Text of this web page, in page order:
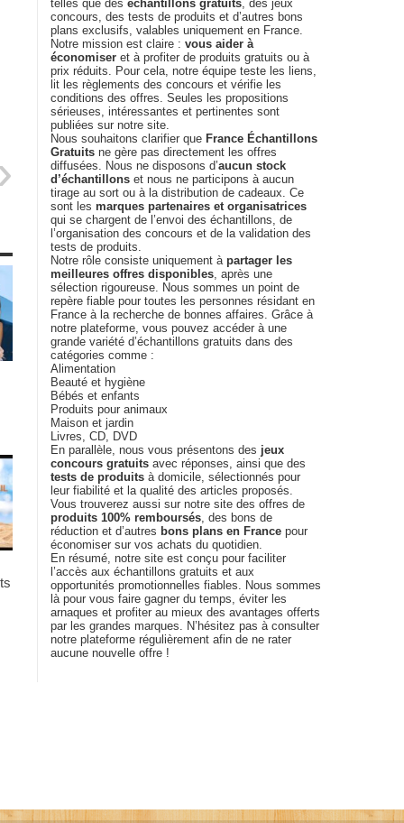
telles que des échantillons gratuits, des jeux
concours, des tests de produits et d’autres bons
plans exclusifs, valables uniquement en France.
Notre mission est claire : vous aider à
économiser et à profiter de produits gratuits ou à
prix réduits. Pour cela, notre équipe teste les liens,
lit les règlements des concours et vérifie les
conditions des offres. Seules les propositions
sérieuses, intéressantes et pertinentes sont
publiées sur notre site.
Nous souhaitons clarifier que France Échantillons
Gratuits ne gère pas directement les offres
diffusées. Nous ne disposons d’aucun stock
d’échantillons et nous ne participons à aucun
tirage au sort ou à la distribution de cadeaux. Ce
sont les marques partenaires et organisatrices
qui se chargent de l’envoi des échantillons, de
l’organisation des concours et de la validation des
tests de produits.
Notre rôle consiste uniquement à partager les
meilleures offres disponibles, après une
sélection rigoureuse. Nous sommes un point de
repère fiable pour toutes les personnes résidant en
France à la recherche de bonnes affaires. Grâce à
notre plateforme, vous pouvez accéder à une
grande variété d’échantillons gratuits dans des
catégories comme :
Alimentation
Beauté et hygiène
Bébés et enfants
Produits pour animaux
Maison et jardin
Livres, CD, DVD
En parallèle, nous vous présentons des jeux
concours gratuits avec réponses, ainsi que des
tests de produits à domicile, sélectionnés pour
leur fiabilité et la qualité des articles proposés.
Vous trouverez aussi sur notre site des offres de
produits 100% remboursés, des bons de
réduction et d’autres bons plans en France pour
économiser sur vos achats du quotidien.
En résumé, notre site est conçu pour faciliter
l’accès aux échantillons gratuits et aux
opportunités promotionnelles fiables. Nous sommes
là pour vous faire gagner du temps, éviter les
arnaques et profiter au mieux des avantages offerts
par les grandes marques. N’hésitez pas à consulter
notre plateforme régulièrement afin de ne rater
aucune nouvelle offre !